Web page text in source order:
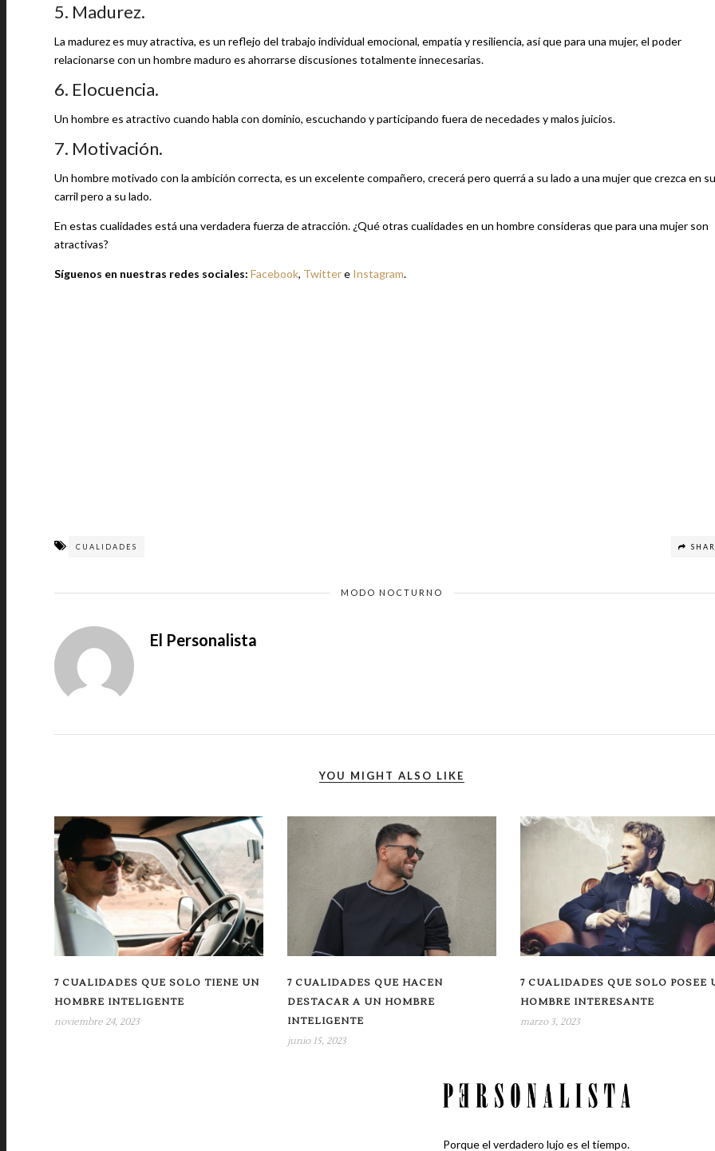
5. Madurez.
La madurez es muy atractiva, es un reflejo del trabajo individual emocional, empatía y resiliencia, así que para una mujer, el poder
relacionarse con un hombre maduro es ahorrarse discusiones totalmente innecesarias.
6. Elocuencia.
Un hombre es atractivo cuando habla con dominio, escuchando y participando fuera de necedades y malos juicios.
7. Motivación.
Un hombre motivado con la ambición correcta, es un excelente compañero, crecerá pero querrá a su lado a una mujer que crezca en su
carril pero a su lado.
En estas cualidades está una verdadera fuerza de atracción. ¿Qué otras cualidades en un hombre consideras que para una mujer son
atractivas?
Síguenos en nuestras redes sociales: Facebook, Twittere Instagram.
CUALIDADES
MODO NOCTURNO
El Personalista
YOU MIGHT ALSO LIKE
7 CUALIDADES QUE SOLO TIENE UN
HOMBRE INTELIGENTE
noviembre 24, 2023
7 CUALIDADES QUE HACEN
DESTACAR A UN HOMBRE
INTELIGENTE
junio 15, 2023
7 CUALIDADES QUE SOLO POSEE
HOMBRE INTERESANTE
marzo 3, 2023
Porque el verdadero lujo es el tiempo.